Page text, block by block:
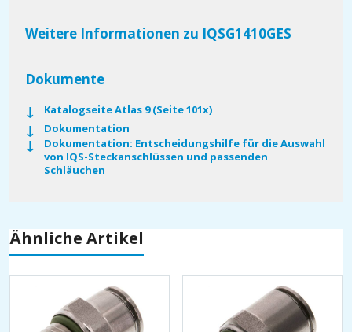
Weitere Informationen zu IQSG1410GES
Dokumente
Katalogseite Atlas 9 (Seite 101x)
Dokumentation
Dokumentation: Entscheidungshilfe für die Auswahl
von IQS-Steckanschlüssen und passenden
Schläuchen
Ähnliche Artikel